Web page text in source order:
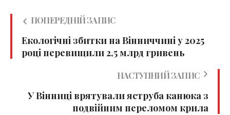
ПОПЕРЕДНІЙ ЗАПИС
Екологічні збитки на Вінниччині у 2025
році перевищили 2,5 млрд гривень
НАСТУПНИЙ ЗАПИС
У Вінниці врятували яструба канюка з
подвійним переломом крила